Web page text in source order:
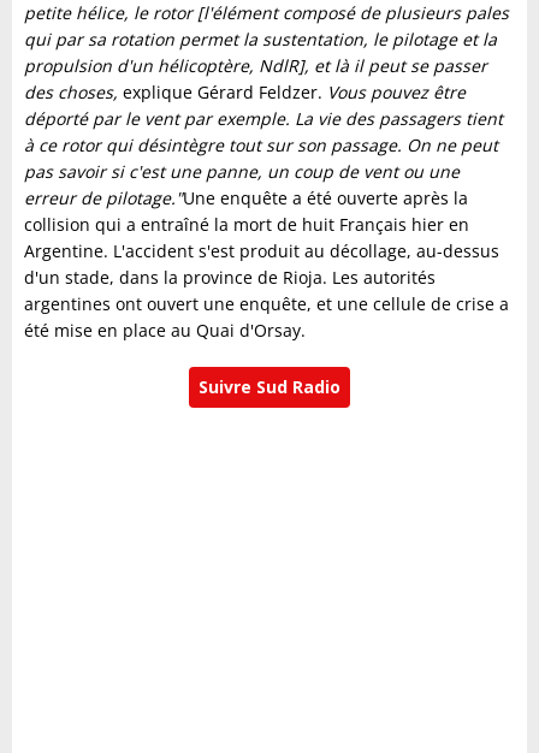
petite hélice, le rotor [l'élément composé de plusieurs pales
qui par sa rotation permet la sustentation, le pilotage et la
propulsion d'un hélicoptère, NdlR], et là il peut se passer
des choses, explique Gérard Feldzer. Vous pouvez être
déporté par le vent par exemple. La vie des passagers tient
à ce rotor qui désintègre tout sur son passage. On ne peut
pas savoir si c'est une panne, un coup de vent ou une
erreur de pilotage."Une enquête a été ouverte après la
collision qui a entraîné la mort de huit Français hier en
Argentine. L'accident s'est produit au décollage, au-dessus
d'un stade, dans la province de Rioja. Les autorités
argentines ont ouvert une enquête, et une cellule de crise a
été mise en place au Quai d'Orsay.
Suivre Sud Radio